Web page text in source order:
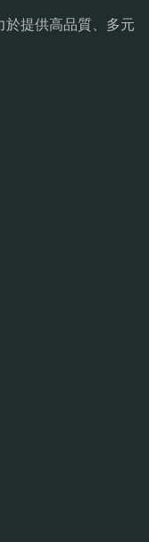
於提供高品質、多元